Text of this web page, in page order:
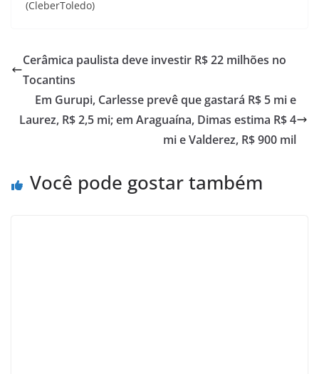
(CleberToledo)
Cerâmica paulista deve investir R$ 22 milhões no
Tocantins
Em Gurupi, Carlesse prevê que gastará R$ 5 mi e
Laurez, R$ 2,5 mi; em Araguaína, Dimas estima R$ 4
mi e Valderez, R$ 900 mil
Você pode gostar também